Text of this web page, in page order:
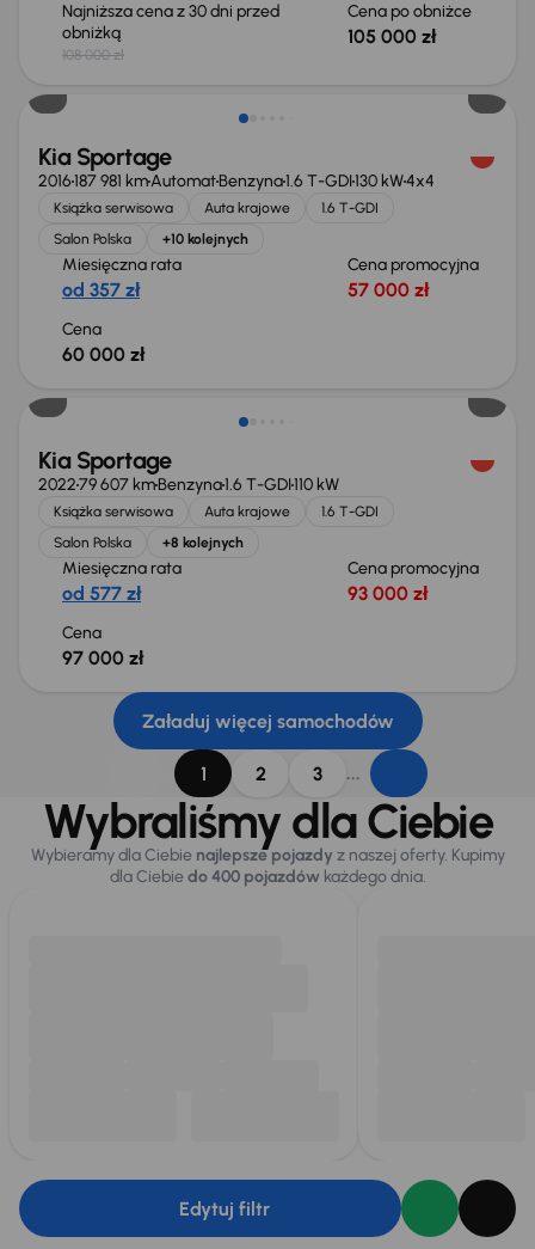
Najniższa cena z 30 dni przed
obniżką
108 000 zł
Cena po obniżce
105 000 zł
Kia Sportage
2016187 981 kmAutomatBenzyna1.6 T-GDI130 kW4x4
Książka serwisowa Auta krajowe
1.6 T-GDI
Salon Polska
+10 kolejnych
Miesięczna rata
od 357 zł
Cena promocyjna
57 000 zł
Cena
60 000 zł
Kia Sportage
202279 607 kmBenzyna1.6 T-GDI110 kW
Książka serwisowa Auta krajowe
1.6 T-GDI
Salon Polska
+8 kolejnych
Miesięczna rata
od 577 zł
Cena promocyjna
93 000 zł
Cena
97 000 zł
Załaduj więcej samochodów
1 2 3 ...
Wybraliśmy dla Ciebie
Wybieramy dla Ciebie najlepsze pojazdy z naszej oferty. Kupimy
dla Ciebiedo 400 pojazdówkażdego dnia.
Edytuj filtr